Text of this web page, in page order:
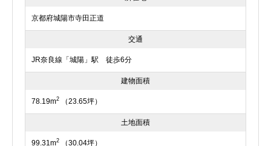
京都府城陽市寺田正道
交通
JR奈良線「城陽」駅 徒歩6分
建物面積
78.19m2 （23.65坪）
土地面積
99.31m2 （30.04坪）